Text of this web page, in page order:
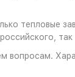
тепловые